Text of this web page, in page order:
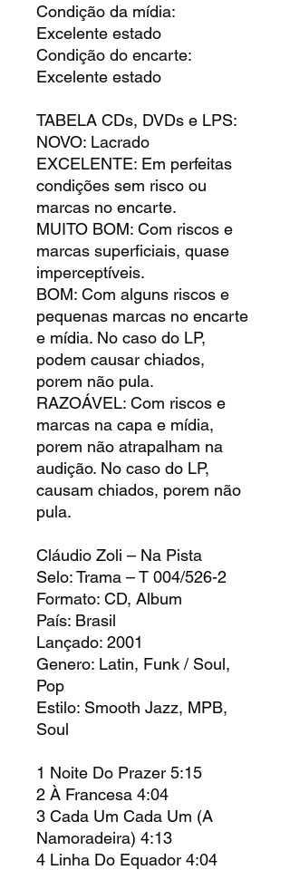
Condição da mídia:
Excelente estado
Condição do encarte:
Excelente estado
TABELA CDs, DVDs e LPS:
NOVO: Lacrado
EXCELENTE: Em perfeitas
condições sem risco ou
marcas no encarte.
MUITO BOM: Com riscos e
marcas superficiais, quase
imperceptíveis.
BOM: Com alguns riscos e
pequenas marcas no encarte
e mídia. No caso do LP,
podem causar chiados,
porem não pula.
RAZOÁVEL: Com riscos e
marcas na capa e mídia,
porem não atrapalham na
audição. No caso do LP,
causam chiados, porem não
pula.
Cláudio Zoli – Na Pista
Selo: Trama – T 004/526-2
Formato: CD, Album
País: Brasil
Lançado: 2001
Genero: Latin, Funk / Soul,
Pop
Estilo: Smooth Jazz, MPB,
Soul
1 Noite Do Prazer 5:15
2 À Francesa 4:04
3 Cada Um Cada Um (A
Namoradeira) 4:13
4 Linha Do Equador 4:04